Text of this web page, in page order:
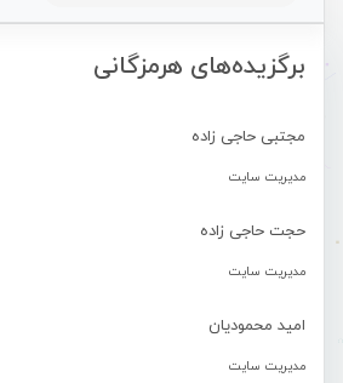
برگزیده‌های هرمزگانی
مجتبی حاجی زاده
مدیریت سایت
حجت حاجی زاده
مدیریت سایت
امید محمودیان
مدیریت سایت